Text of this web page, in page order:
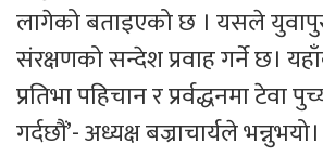
लागेको बताइएको छ । यसले
संरक्षणको सन्देश प्रवाह गर्ने छ।
प्रतिभा पहिचान र प्रर्वद्धनमा टेवा
गर्दछौं’- अध्यक्ष बज्राचार्यले भन्नुभयो।